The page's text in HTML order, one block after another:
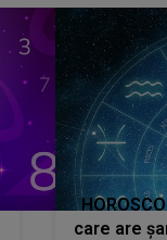
care are